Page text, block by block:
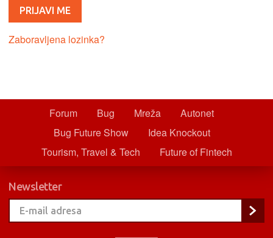
Zaboravljena lozinka?
Forum Bug Mreža
Autonet
Bug Future Show
Idea Knockout
Tourism, Travel & Tech
Future of Fintech
Newsletter